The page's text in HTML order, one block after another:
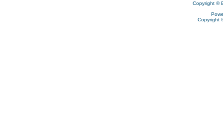
Copyright ©
Copyright